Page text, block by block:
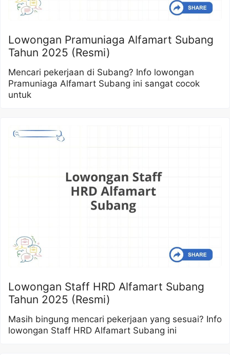
Lowongan Pramuniaga Alfamart Subang
Tahun 2025 (Resmi)
Mencari pekerjaan di Subang? Info lowongan
Pramuniaga Alfamart Subang ini sangat cocok
untuk
Lowongan Staff HRD Alfamart Subang
Tahun 2025 (Resmi)
Masih bingung mencari pekerjaan yang sesuai? Info
lowongan Staff HRD Alfamart Subang ini